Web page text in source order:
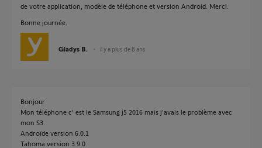
de votre application, modèle de téléphone et version Android. Merci.
Bonne journée.
Gladys B. il y a plus de 8 ans
Bonjour
Mon téléphone c' est le Samsung j5 2016 mais j'avais le problème avec
mon S3.
Androïde version 6.0.1
Tahoma version 3.9.0